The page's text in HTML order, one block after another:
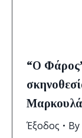
“Ο
Έξοδος
By